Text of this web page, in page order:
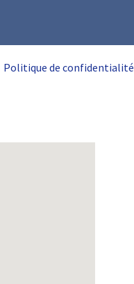
Politique de confidentialité